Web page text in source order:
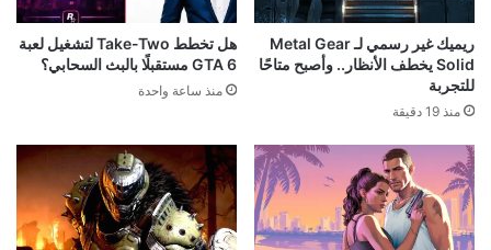
ريميك غير رسمي لـ Metal Gear
Solid يخطف الأنظار.. وأصبح متاحًا
للتجربة
منذ 19 دقيقة
هل تخطط Take-Two لتشغيل لعبة
GTA 6 مستقبلًا بالبث السحابي؟
منذ ساعة واحدة